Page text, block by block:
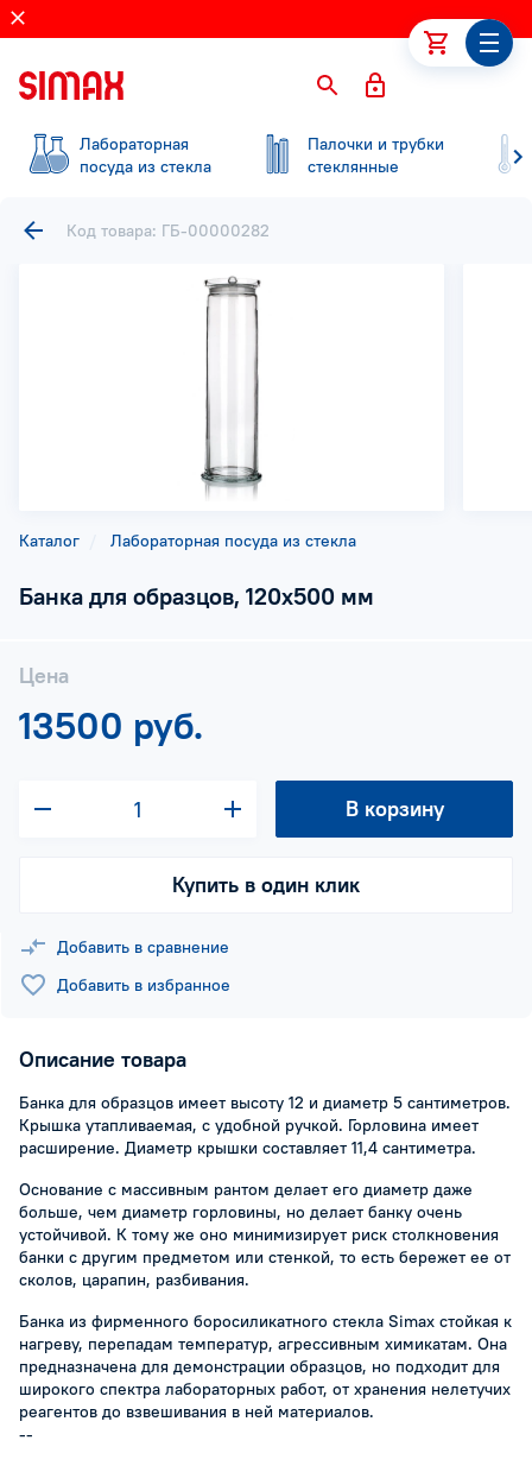
Лабораторная
посуда из стекла
Палочки и трубки
стеклянные
Каталог Лабораторная посуда из стекла
Банка для образцов, 120х500 мм
Цена
13500 руб.
В корзину
Купить в один клик
Добавить в сравнение
Добавить в избранное
Описание товара
Банка для образцов имеет высоту 12 и диаметр 5 сантиметров.
Крышка утапливаемая, с удобной ручкой. Горловина имеет
расширение. Диаметр крышки составляет 11,4 сантиметра.
Основание с массивным рантом делает его диаметр даже
больше, чем диаметр горловины, но делает банку очень
устойчивой. К тому же оно минимизирует риск столкновения
банки с другим предметом или стенкой, то есть бережет ее от
сколов, царапин, разбивания.
Банка из фирменного боросиликатного стекла Simax стойкая к
нагреву, перепадам температур, агрессивным химикатам. Она
предназначена для демонстрации образцов, но подходит для
широкого спектра лабораторных работ, от хранения нелетучих
реагентов до взвешивания в ней материалов.
--
Код товара: ГБ-00000282